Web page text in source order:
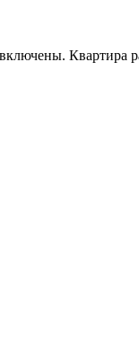
Квартира